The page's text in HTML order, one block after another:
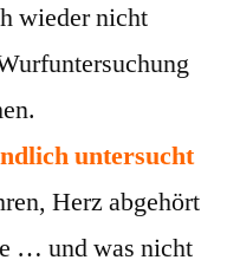
wieder nicht
untersucht
Herz abgehört
… und was nicht